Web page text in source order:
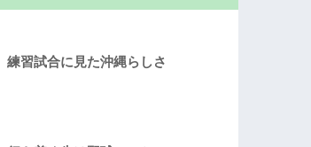
練習試合に見た沖縄らしさ